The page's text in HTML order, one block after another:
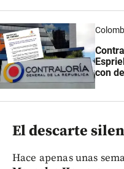
con
El descarte
Hace apenas unas